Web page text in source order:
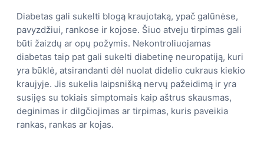
Diabetas gali sukelti blogą kraujotaką, ypač galūnėse,
pavyzdžiui, rankose ir kojose. Šiuo atveju tirpimas gali
būti žaizdų ar opų požymis. Nekontroliuojamas
diabetas taip pat gali sukelti diabetinę neuropatiją, kuri
yra būklė, atsirandanti dėl nuolat didelio cukraus kiekio
kraujyje. Jis sukelia laipsnišką nervų pažeidimą ir yra
susijęs su tokiais simptomais kaip aštrus skausmas,
deginimas ir dilgčiojimas ar tirpimas, kuris paveikia
rankas, rankas ar kojas.